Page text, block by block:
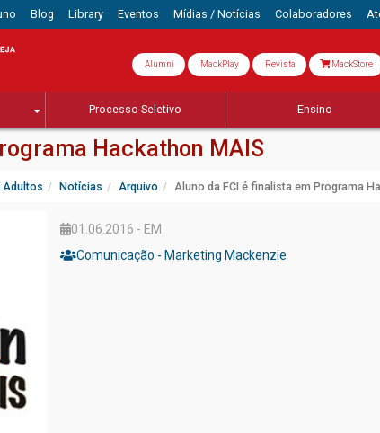
Blog Library Eventos Mídias / Notícias Colaboradores
Alumni MackPlay Revista MackStore
Processo Seletivo Ensino
Hackathon MAIS
Adultos Notícias Arquivo Aluno da FCI é finalista em Programa
01.06.2016 - EM
Comunicação - Marketing Mackenzie